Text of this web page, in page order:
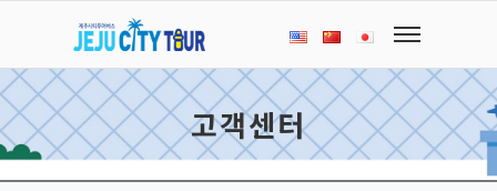
고객센터